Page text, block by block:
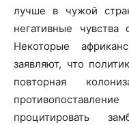
лучше в чужой
негативные
Некоторые
заявляют, что
повторная
процитировать